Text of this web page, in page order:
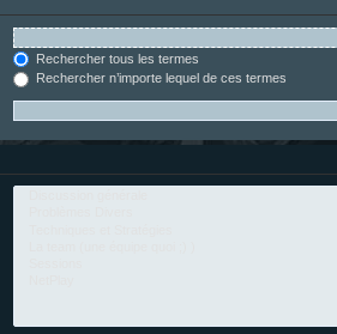
Rechercher tous les termes
Rechercher n’importe lequel de ces termes